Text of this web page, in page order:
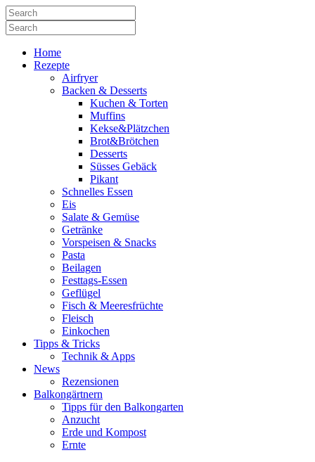
Home
Rezepte
Airfryer
Backen & Desserts
Kuchen & Torten
Muffins
Kekse&Plätzchen
Brot&Brötchen
Desserts
Süsses Gebäck
Pikant
Schnelles Essen
Eis
Salate & Gemüse
Getränke
Vorspeisen & Snacks
Pasta
Beilagen
Festtags-Essen
Geflügel
Fisch & Meeresfrüchte
Fleisch
Einkochen
Tipps & Tricks
Technik & Apps
News
Rezensionen
Balkongärtnern
Tipps für den Balkongarten
Anzucht
Erde und Kompost
Ernte